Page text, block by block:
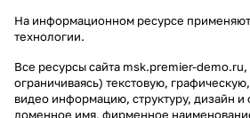
На информационном ресурсе
технологии.
Все ресурсы сайта msk.premier-
ограничиваясь) текстовую,
видео информацию, структуру, дизайн
доменное имя, фирменное